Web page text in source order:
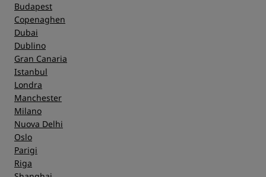
Budapest
Copenaghen
Dubai
Dublino
Gran Canaria
Istanbul
Londra
Manchester
Milano
Nuova Delhi
Oslo
Parigi
Riga